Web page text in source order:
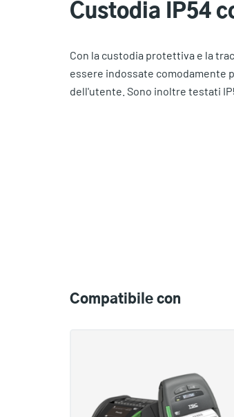
Custodia IP54
Con la custodia protettiva e la
essere indossate comodamente
dell'utente. Sono inoltre testati
Compatibile con